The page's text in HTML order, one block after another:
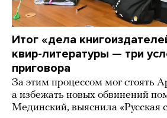
Итог «дела
квир-литературы — три
приговора
За этим процессом мог стоять
а избежать новых обвинений
Мединский, выяснила «Русская